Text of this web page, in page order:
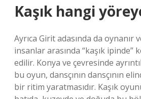
Kaşık hangi
Ayrıca Girit adasında da
insanlar arasında “kaşık ipinde”
edilir. Konya ve çevresinde
bu oyun, dansçının dansçının
bir ritim yaratmasıdır. Kaşık